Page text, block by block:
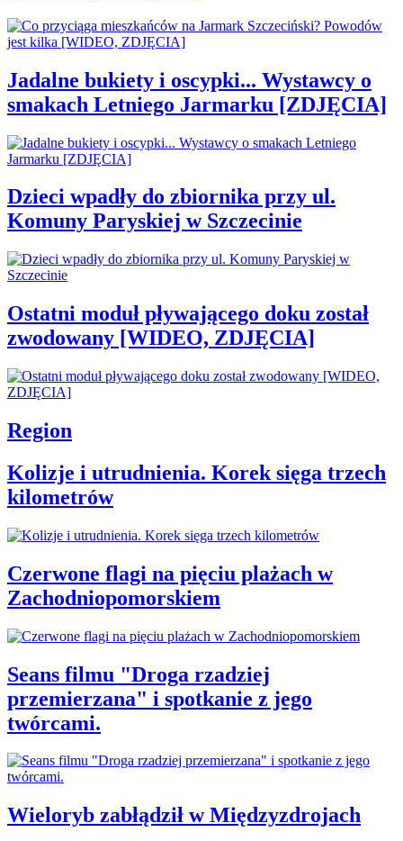
Jadalne bukiety i oscypki... Wystawcy o
smakach Letniego Jarmarku [ZDJĘCIA]
Dzieci wpadły do zbiornika przy ul.
Komuny Paryskiej w Szczecinie
Ostatni moduł pływającego doku został
zwodowany [WIDEO, ZDJĘCIA]
Region
Kolizje i utrudnienia. Korek sięga trzech
kilometrów
Czerwone flagi na pięciu plażach w
Zachodniopomorskiem
Seans filmu "Droga rzadziej
przemierzana" i spotkanie z jego
twórcami.
Wieloryb zabłądził w Międzyzdrojach